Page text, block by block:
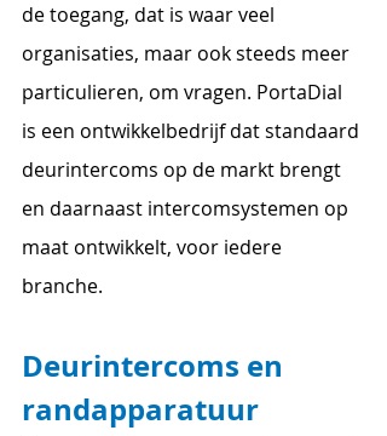
de toegang, dat is waar veel
organisaties, maar ook steeds meer
particulieren, om vragen. PortaDial
is een ontwikkelbedrijf dat standaard
deurintercoms op de markt brengt
en daarnaast intercomsystemen op
maat ontwikkelt, voor iedere
branche.
Deurintercoms en
randapparatuur